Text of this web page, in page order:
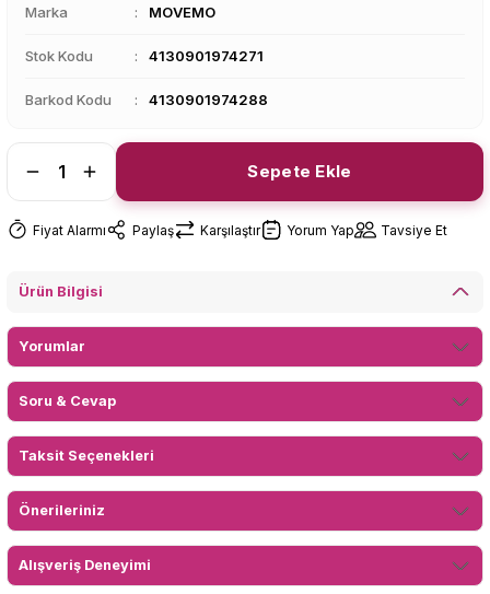
Marka MOVEMO
Stok Kodu 4130901974271
Barkod Kodu 4130901974288
Sepete Ekle
Fiyat Alarmı Paylaş Karşılaştır Yorum Yap Tavsiye Et
Ürün Bilgisi
Yorumlar
Soru & Cevap
Taksit Seçenekleri
Önerileriniz
Alışveriş Deneyimi